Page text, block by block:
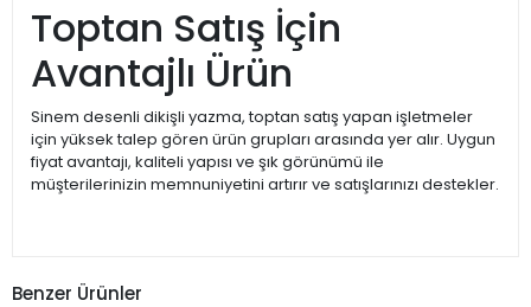
Toptan Satış İçin
Avantajlı Ürün
Sinem desenli dikişli yazma, toptan satış yapan işletmeler
için yüksek talep gören ürün grupları arasında yer alır. Uygun
fiyat avantajı, kaliteli yapısı ve şık görünümü ile
müşterilerinizin memnuniyetini artırır ve satışlarınızı destekler.
Benzer Ürünler